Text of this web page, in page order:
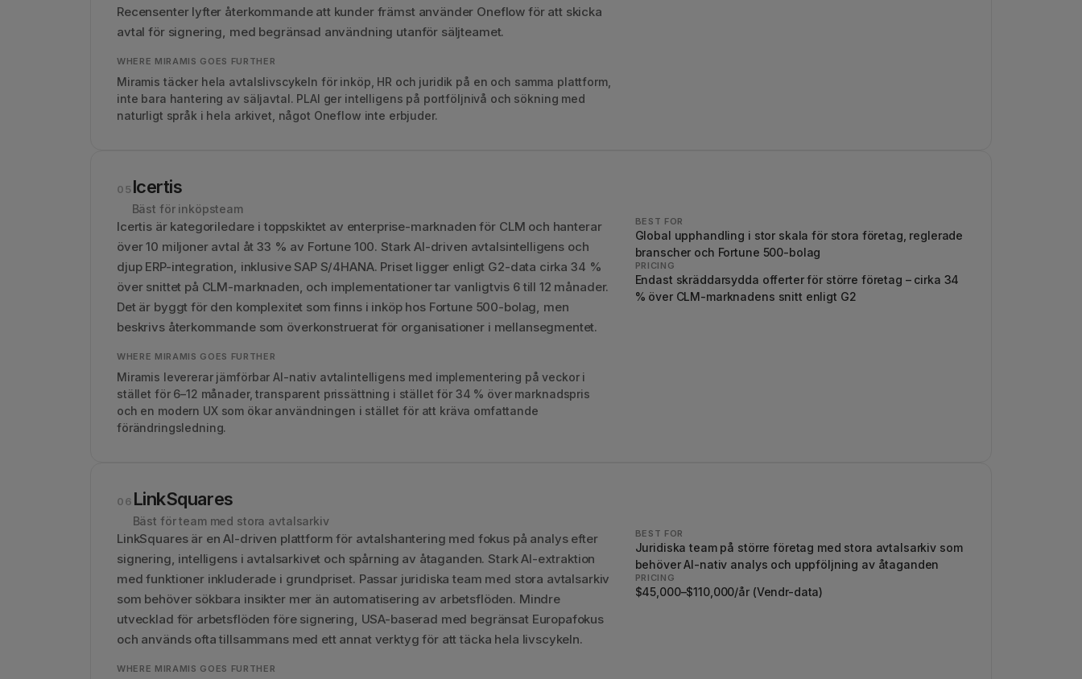
Recensenter lyfter återkommande att kunder främst använder Oneflow för att skicka
avtal för signering, med begränsad användning utanför säljteamet.
WHERE MIRAMIS GOES FURTHER
Miramis täcker hela avtalslivscykeln för inköp, HR och juridik på en och samma plattform,
inte bara hantering av säljavtal. PLAI ger intelligens på portföljnivå och sökning med
naturligt språk i hela arkivet, något Oneflow inte erbjuder.
05 Icertis
Bäst för inköpsteam
Icertis är kategoriledare i toppskiktet av enterprise-marknaden för CLM och hanterar
över 10 miljoner avtal åt 33 % av Fortune 100. Stark AI-driven avtalsintelligens och
djup ERP-integration, inklusive SAP S/4HANA. Priset ligger enligt G2-data cirka 34 %
över snittet på CLM-marknaden, och implementationer tar vanligtvis 6 till 12 månader.
Det är byggt för den komplexitet som finns i inköp hos Fortune 500-bolag, men
beskrivs återkommande som överkonstruerat för organisationer i mellansegmentet.
WHERE MIRAMIS GOES FURTHER
Miramis levererar jämförbar AI-nativ avtalintelligens med implementering på veckor i
stället för 6–12 månader, transparent prissättning i stället för 34 % över marknadspris
och en modern UX som ökar användningen i stället för att kräva omfattande
förändringsledning.
BEST FOR
Global upphandling i stor skala för stora företag, reglerade
branscher och Fortune 500-bolag
PRICING
Endast skräddarsydda offerter för större företag – cirka 34
% över CLM-marknadens snitt enligt G2
06 LinkSquares
Bäst för team med stora avtalsarkiv
LinkSquares är en AI-driven plattform för avtalshantering med fokus på analys efter
signering, intelligens i avtalsarkivet och spårning av åtaganden. Stark AI-extraktion
med funktioner inkluderade i grundpriset. Passar juridiska team med stora avtalsarkiv
som behöver sökbara insikter mer än automatisering av arbetsflöden. Mindre
utvecklad för arbetsflöden före signering, USA-baserad med begränsat Europafokus
och används ofta tillsammans med ett annat verktyg för att täcka hela livscykeln.
WHERE MIRAMIS GOES FURTHER
BEST FOR
Juridiska team på större företag med stora avtalsarkiv som
behöver AI-nativ analys och uppföljning av åtaganden
PRICING
$45,000–$110,000/år (Vendr-data)